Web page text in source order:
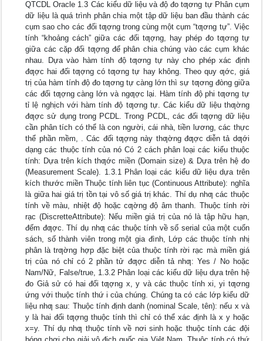
QTCDL Oracle 1.3 Các kiểu dữ liệu và độ đo tƣơng tự Phân cụm
dữ liệu là quá trình phân chia một tập dữ liệu ban đầu thành các
cụm sao cho các đối tƣợng trong cùng một cụm “tƣơng tự”. Việc
tính “khoảng cách” giữa các đối tƣợng, hay phép đo tƣơng tự
giữa các cặp đối tƣợng để phân chia chúng vào các cụm khác
nhau. Dựa vào hàm tính độ tƣơng tự này cho phép xác định
đƣợc hai đối tƣợng có tƣơng tự hay không. Theo quy ƣớc, giá
trị của hàm tính độ đo tƣơng tự càng lớn thì sự tƣơng đòng giữa
các đối tƣợng càng lớn và ngƣợc lại. Hàm tính độ phi tƣơng tự
tỉ lệ nghịch với hàm tính độ tƣơng tự. Các kiểu dữ liệu thƣờng
đƣợc sử dụng trong PCDL. Trong PCDL, các đối tƣợng dữ liệu
cần phân tích có thể là con người, cái nhà, tiền lương, các thực
thể phần mềm, . Các đối tƣợng này thƣờng đƣợc diễn tả dƣới
dạng các thuộc tính của nó Có 2 cách phân loại các kiểu thuộc
tính: Dựa trên kích thƣớc miền (Domain size) & Dựa trên hệ đo
(Measurement Scale). 1.3.1 Phân loại các kiểu dữ liệu dựa trên
kích thước miền Thuộc tính liên tục (Continuous Attribute): nghĩa
là giữa hai giá trị tồn tại vô số giá trị khác. Thí dụ nhƣ các thuộc
tính về màu, nhiệt độ hoặc cƣờng độ âm thanh. Thuộc tính rời
rạc (DiscretteAttribute): Nếu miền giá trị của nó là tập hữu hạn,
đếm đƣợc. Thí dụ nhƣ các thuộc tính về số serial của một cuốn
sách, số thành viên trong một gia đình, Lớp các thuộc tính nhị
phân là trƣờng hợp đặc biệt của thuộc tính rời rạc mà miền giá
trị của nó chỉ có 2 phần tử đƣợc diễn tả nhƣ: Yes / No hoặc
Nam/Nữ, False/true, 1.3.2 Phân loại các kiểu dữ liệu dựa trên hệ
đo Giả sử có hai đối tƣợng x, y và các thuộc tính xi, yi tƣơng
ứng với thuộc tính thứ i của chúng. Chúng ta có các lớp kiểu dữ
liệu nhƣ sau: Thuộc tính định danh (nominal Scale, tên): nếu x và
y là hai đối tƣợng thuộc tính thì chỉ có thể xác định là x y hoặc
x=y. Thí dụ nhƣ thuộc tính về nơi sinh hoặc thuộc tính các đội